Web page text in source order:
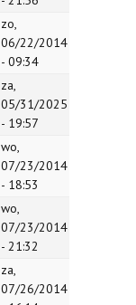
zo,
06/22/2014
- 09:34
za,
05/31/2025
- 19:57
wo,
07/23/2014
- 18:53
wo,
07/23/2014
- 21:32
za,
07/26/2014